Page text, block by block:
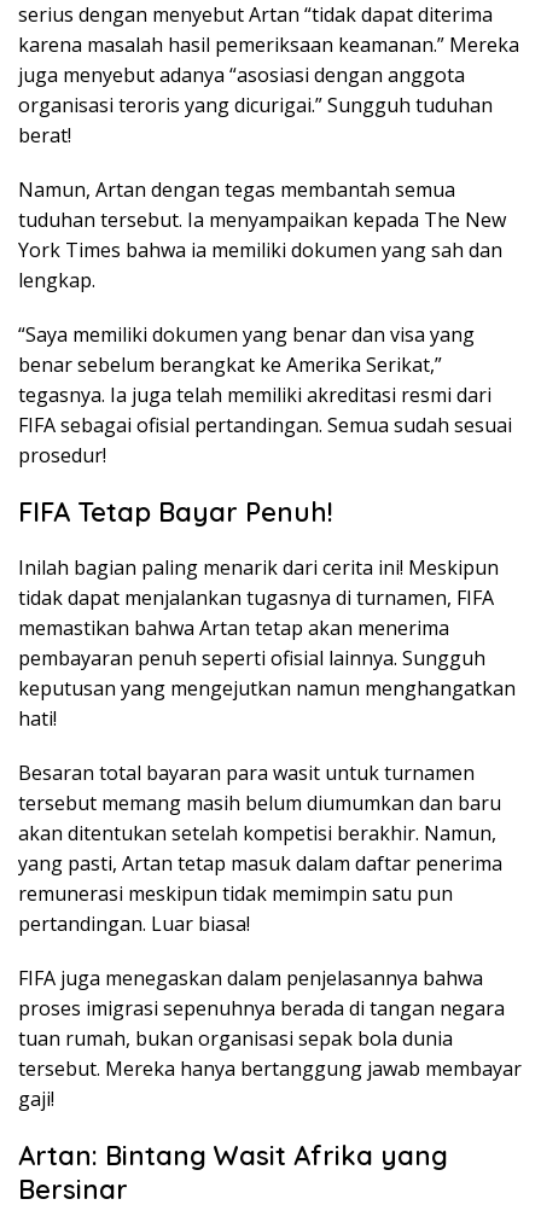
serius dengan menyebut Artan “tidak dapat diterima
karena masalah hasil pemeriksaan keamanan.” Mereka
juga menyebut adanya “asosiasi dengan anggota
organisasi teroris yang dicurigai.” Sungguh tuduhan
berat!
Namun, Artan dengan tegas membantah semua
tuduhan tersebut. Ia menyampaikan kepada The New
York Times bahwa ia memiliki dokumen yang sah dan
lengkap.
“Saya memiliki dokumen yang benar dan visa yang
benar sebelum berangkat ke Amerika Serikat,”
tegasnya. Ia juga telah memiliki akreditasi resmi dari
FIFA sebagai ofisial pertandingan. Semua sudah sesuai
prosedur!
FIFA Tetap Bayar Penuh!
Inilah bagian paling menarik dari cerita ini! Meskipun
tidak dapat menjalankan tugasnya di turnamen, FIFA
memastikan bahwa Artan tetap akan menerima
pembayaran penuh seperti ofisial lainnya. Sungguh
keputusan yang mengejutkan namun menghangatkan
hati!
Besaran total bayaran para wasit untuk turnamen
tersebut memang masih belum diumumkan dan baru
akan ditentukan setelah kompetisi berakhir. Namun,
yang pasti, Artan tetap masuk dalam daftar penerima
remunerasi meskipun tidak memimpin satu pun
pertandingan. Luar biasa!
FIFA juga menegaskan dalam penjelasannya bahwa
proses imigrasi sepenuhnya berada di tangan negara
tuan rumah, bukan organisasi sepak bola dunia
tersebut. Mereka hanya bertanggung jawab membayar
gaji!
Artan: Bintang Wasit Afrika yang
Bersinar